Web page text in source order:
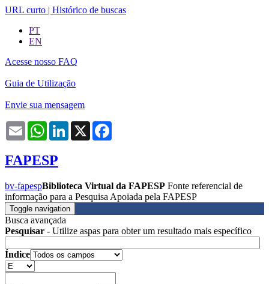
URL curto | Histórico de buscas
PT
EN
Acesse nosso FAQ
Guia de Utilização
Envie sua mensagem
Email WhatsAppLinkedIn
X
FAPESP
bv-fapespBiblioteca Virtual da FAPESP Fonte referencial de
informação para a Pesquisa Apoiada pela FAPESP
Toggle navigation
Busca avançada
Pesquisar - Utilize aspas para obter um resultado mais específico
Índice